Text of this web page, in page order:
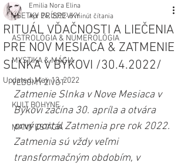
VŠETKY PRÍSPEVKY
ASTROLÓGIA & NUMEROLÓGIA
MYSTIKA & MÁGIA
VEDOMÝ ŽIVOT
KULT BOHYNE
MANIFESTÁCIA
RITUÁL VĎAČNOSTI A LIEČENIA
PRE NOV MESIACA & ZATMENIE
SLNKA V BÝKOVI /30.4.2022/
Emilia Nora Elina
Apr 24, 2022 6 minút čítania
Updated:May 13, 2022
Zatmenie Slnka v Nove Mesiaca v
Býkovi začína 30. apríla a otvára
prvý portál Zatmenia pre rok 2022.
Zatmenia sú vždy veľmi
transformačným obdobím, v